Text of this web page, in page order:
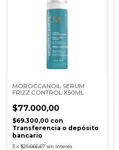
MOROCCANOIL SERUM
FRIZZ CONTROL X50ML
$77.000,00
$69.300,00 con
Transferencia o depósito
bancario
3 x $25.666,67 sin interés